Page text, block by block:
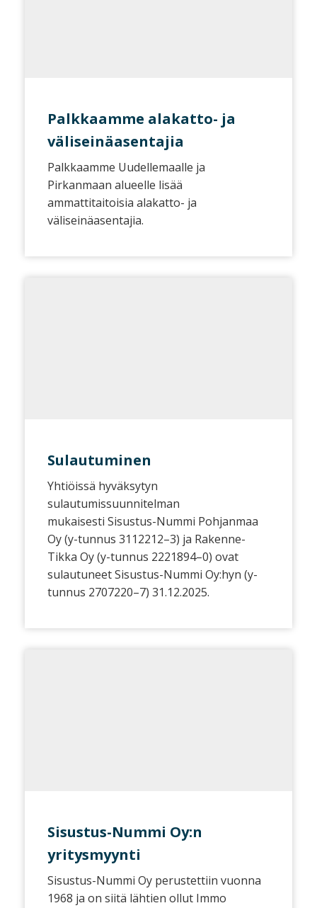
Palkkaamme alakatto- ja
väliseinäasentajia
Palkkaamme Uudellemaalle ja
Pirkanmaan alueelle lisää
ammattitaitoisia alakatto- ja
väliseinäasentajia.
Sulautuminen
Yhtiöissä hyväksytyn
sulautumissuunnitelman
mukaisesti Sisustus-Nummi Pohjanmaa
Oy (y-tunnus 3112212–3) ja Rakenne-
Tikka Oy (y-tunnus 2221894–0) ovat
sulautuneet Sisustus-Nummi Oy:hyn (y-
tunnus 2707220–7) 31.12.2025.
Sisustus-Nummi Oy:n
yritysmyynti
Sisustus-Nummi Oy perustettiin vuonna
1968 ja on siitä lähtien ollut Immo